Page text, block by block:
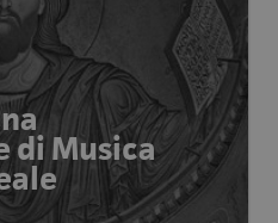
di Musica